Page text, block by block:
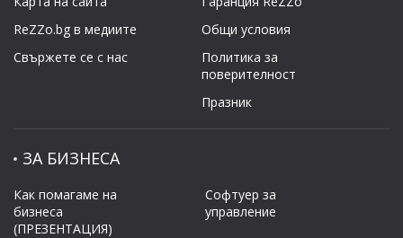
ReZZo.bg в медиите
Свържете се с нас
Общи условия
Политикa за
поверителност
Празник
ЗА БИЗНЕСА
Как помагаме на
бизнеса
(ПРЕЗЕНТАЦИЯ)
Софтуер за
управление